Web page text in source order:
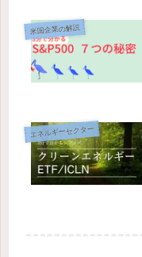
米国企業の解説
エネルギーセクター